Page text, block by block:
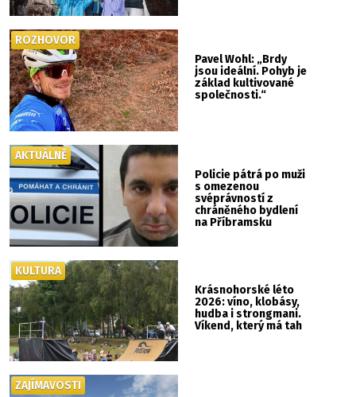
Pavel Wohl: „Brdy
jsou ideální. Pohyb je
základ kultivované
společnosti.“
ROZHOVOR
Policie pátrá po muži
s omezenou
svéprávností z
chráněného bydlení
na Příbramsku
AKTUÁLNĚ
Krásnohorské léto
2026: víno, klobásy,
hudba i strongmani.
Víkend, který má tah
KULTURA
ZAJÍMAVOSTI